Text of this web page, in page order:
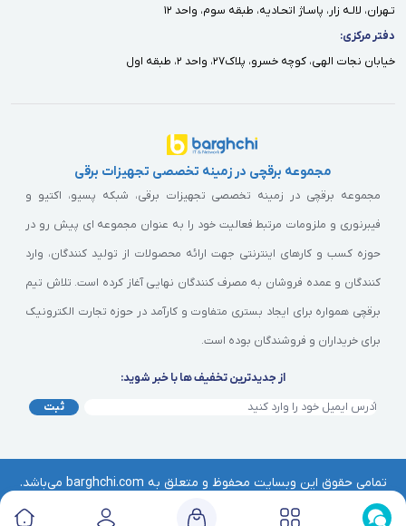
تـهران، لالـه زار، پاسـاژ اتحـاديه، طبقه سوم، واحد ١٢
دفتر مركزى:
خيابان نجات الهى، كوچه خسرو، پلاك٢٧، واحد ٢، طبقه اول
مجموعه برقچی در زمینه تخصصی تجهیزات برقی
مجموعه برقچی در زمینه تخصصی تجهیزات برقی، شبکه پسیو، اکتیو و
فیبرنوری و ملزومات مرتبط فعالیت خود را به عنوان مجموعه ای پیش رو در
حوزه کسب و کارهای اینترنتی جهت ارائه محصولات از تولید کنندگان، وارد
کنندگان و عمده فروشان به مصرف کنندگان نهایی آغاز کرده است. تلاش تیم
برقچی همواره برای ایجاد بستری متفاوت و کارآمد در حوزه تجارت الکترونیک
برای خریداران و فروشندگان بوده است.
از جدیدترین تخفیف ها با خبر شوید:
ثبت
تمامی حقوق این وبسایت محفوظ و متعلق به barghchi.com می‌باشد.
هرگونه کپی‌برداری از آن موجب پیگرد قانونی خواهد بود. | © برقچی
Barghchi